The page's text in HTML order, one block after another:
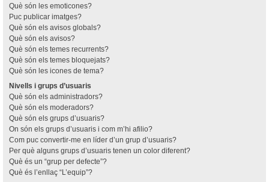
Què són les emoticones?
Puc publicar imatges?
Què són els avisos globals?
Què són els avisos?
Què són els temes recurrents?
Què són els temes bloquejats?
Què són les icones de tema?
Nivells i grups d’usuaris
Què són els administradors?
Què són els moderadors?
Què són els grups d’usuaris?
On són els grups d’usuaris i com m’hi afilio?
Com puc convertir-me en líder d’un grup d’usuaris?
Per què alguns grups d’usuaris tenen un color diferent?
Què és un “grup per defecte”?
Què és l’enllaç “L’equip”?